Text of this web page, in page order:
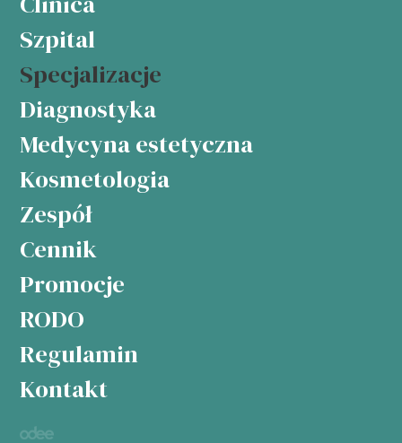
Szpital
Specjalizacje
Diagnostyka
Medycyna estetyczna
Kosmetologia
Zespół
Cennik
Promocje
RODO
Regulamin
Kontakt